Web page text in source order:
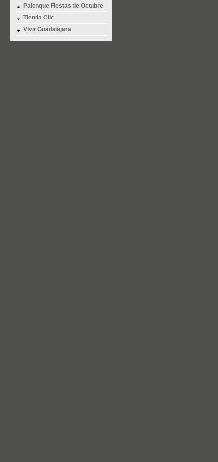
Palenque Fiestas de Octubre
Tienda Clic
Vivir Guadalajara